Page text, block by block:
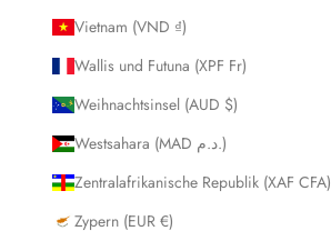
Vietnam (VND ₫)
Wallis und Futuna (XPF Fr)
Weihnachtsinsel (AUD $)
Westsahara (MAD د.م.)
Zentralafrikanische Republik (XAF CFA)
Zypern (EUR €)